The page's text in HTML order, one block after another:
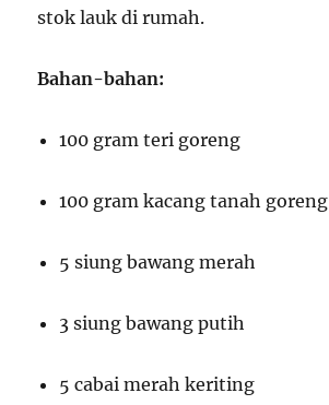
stok lauk di rumah.
Bahan-bahan:
100 gram teri goreng
100 gram kacang tanah goreng
5 siung bawang merah
3 siung bawang putih
5 cabai merah keriting